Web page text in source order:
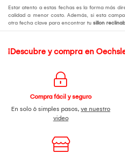
Estar atento a estas fechas es la forma más
calidad a menor costo. Además, si esta
otra fecha clave para encontrar tu sillon
¡Descubre y compra en
Compra fácil y seguro
En solo 6 simples pasos, ve nuestro
video